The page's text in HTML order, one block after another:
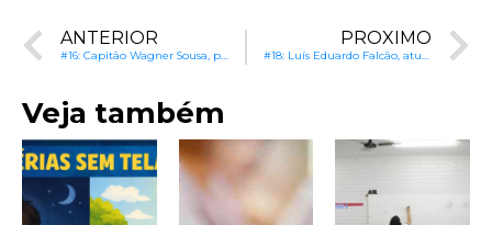
ANTERIOR
#16: Capitão Wagner Sousa, pré-candidato à Prefeitura de Fortaleza (CE): Infraestrutura escolar, climatização e segurança
PRÓXIMO
#18: Luís Eduardo Falcão, atual prefeito e pré-candidato à reeleição em Patos de Minas (MG): Apoio às famílias e melhorias na estrutura escolar
Veja também